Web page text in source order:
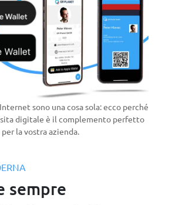
sempre
sono una cosa sola: ecco perché
digitale è il complemento perfetto
per la vostra azienda.